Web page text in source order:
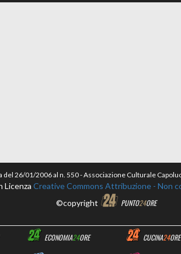
26/01/2006 al n. 550 - Associazione Culturale
Licenza Creative Commons Attribuzione - Non
©copyright
PUNTO24ORE
ECONOMIA24ORE CUCINA24ORE